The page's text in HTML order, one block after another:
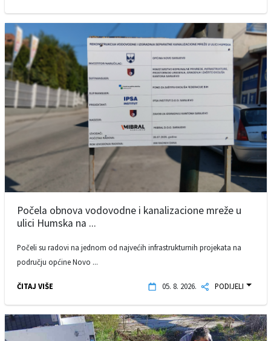
Počela obnova vodovodne i kanalizacione mreže u
ulici Humska na ...
Počeli su radovi na jednom od najvećih infrastrukturnih projekata na
području općine Novo ...
ČITAJ VIŠE 05. 8. 2026. PODIJELI